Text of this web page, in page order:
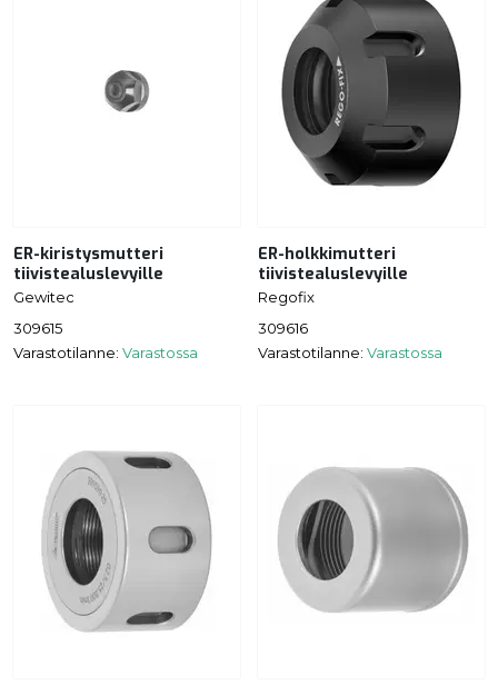
ER-kiristysmutteri
tiivistealuslevyille
Gewitec
309615
Varastotilanne: Varastossa
ER-holkkimutteri
tiivistealuslevyille
Regofix
309616
Varastotilanne: Varastossa